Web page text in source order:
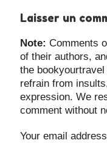
Laisser un
Note: Comments
of their authors,
the
refrain from
expression. We
comment without
Your email